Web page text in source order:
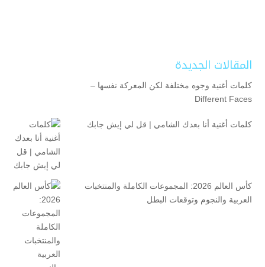
المقالات الجديدة
كلمات أغنية وجوه مختلفة لكن المعركة نفسها –
Different Faces
كلمات أغنية أنا بعدك الشامي | قل لي إيش جابك
كأس العالم 2026: المجموعات الكاملة والمنتخبات
العربية والنجوم وتوقعات البطل